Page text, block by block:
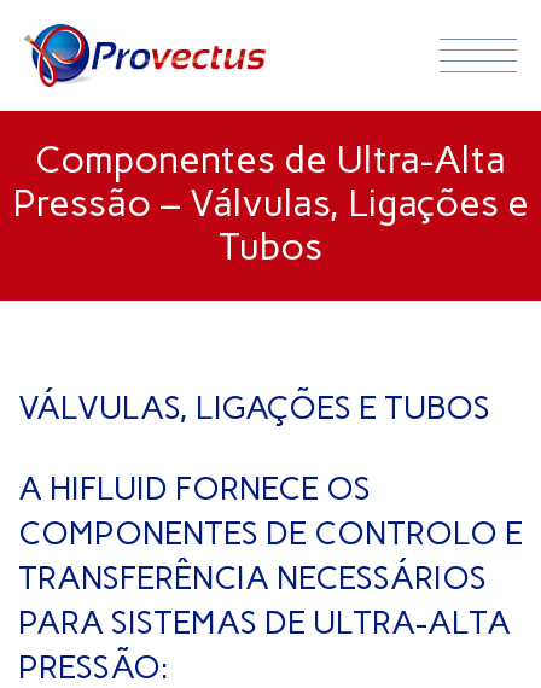
Componentes de Ultra-Alta
Pressão – Válvulas, Ligações e
Tubos
VÁLVULAS, LIGAÇÕES E TUBOS
A HIFLUID FORNECE OS
COMPONENTES DE CONTROLO E
TRANSFERÊNCIA NECESSÁRIOS
PARA SISTEMAS DE ULTRA-ALTA
PRESSÃO: